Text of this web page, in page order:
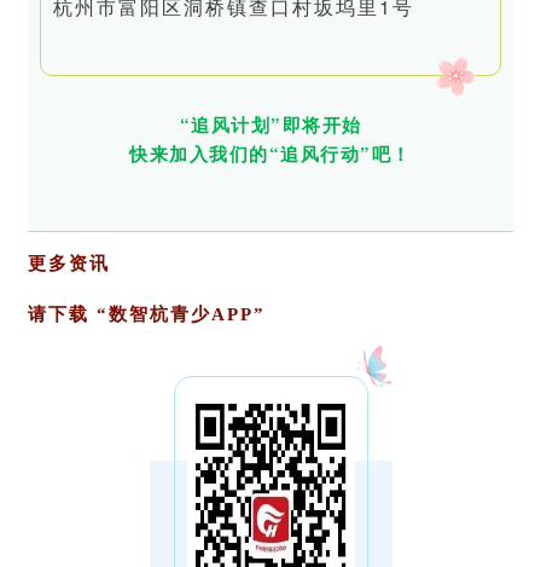
杭州市富阳区洞桥镇查口村坂坞里1号
“追风计划”即将开始
快来加入我们的“追风行动”吧！
更多资讯
请下载 “数智杭青少APP”